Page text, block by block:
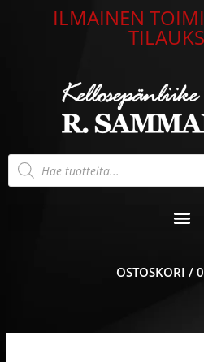
ILMAINEN
Products
search